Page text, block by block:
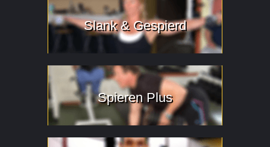
Slank & Gespierd
Spieren Plus